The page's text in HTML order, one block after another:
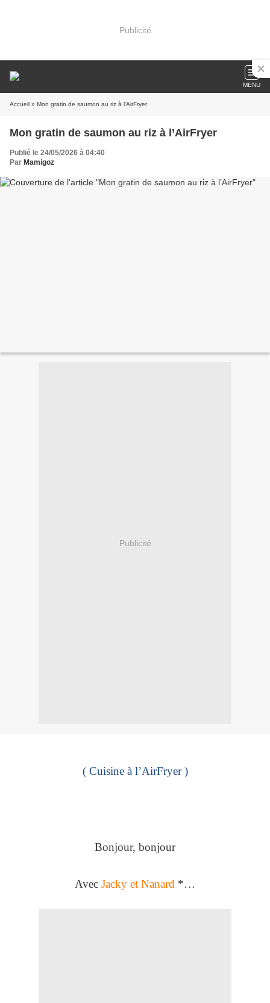
Publicité
MENU
Accueil » Mon gratin de saumon au riz à l’AirFryer
Mon gratin de saumon au riz à l’AirFryer
Publié le 24/05/2026 à 04:40
Par Mamigoz
Publicité
( Cuisine à l’AirFryer )
Bonjour, bonjour
Avec Jacky et Nanard *…